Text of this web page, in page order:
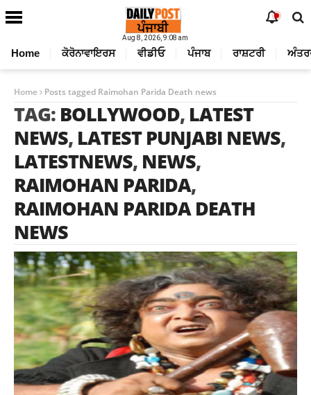
Aug 8, 2026, 9:08 am
Home ਕੋਰੋਨਾਵਾਇਰਸ ਵੀਡੀਓ ਪੰਜਾਬ ਰਾਸ਼ਟਰੀ
Home Posts tagged Raimohan Parida Death news
TAG: BOLLYWOOD, LATEST
NEWS, LATEST PUNJABI NEWS,
LATESTNEWS, NEWS,
RAIMOHAN PARIDA,
RAIMOHAN PARIDA DEATH
NEWS